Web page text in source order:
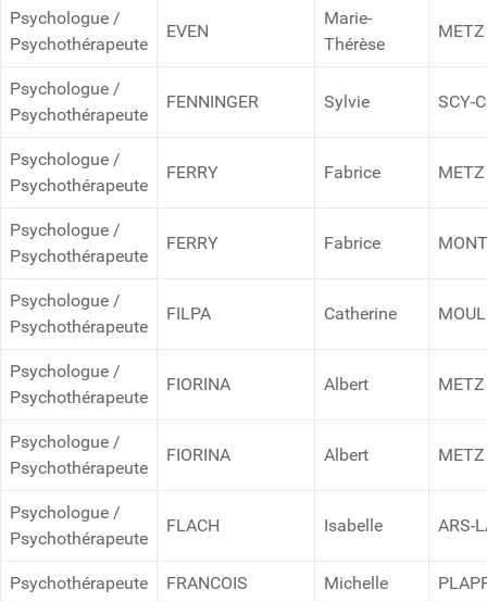
Psychologue /
Psychothérapeute
EVEN
Marie-
Thérèse
METZ
Psychologue /
Psychothérapeute
FENNINGER Sylvie SCY-
Psychologue /
Psychothérapeute
FERRY Fabrice METZ
Psychologue /
Psychothérapeute
FERRY Fabrice
Psychologue /
Psychothérapeute
FILPA Catherine
Psychologue /
Psychothérapeute
FIORINA Albert METZ
Psychologue /
Psychothérapeute
FIORINA Albert METZ
Psychologue /
Psychothérapeute
FLACH Isabelle ARS-
Psychothérapeute FRANCOIS Michelle